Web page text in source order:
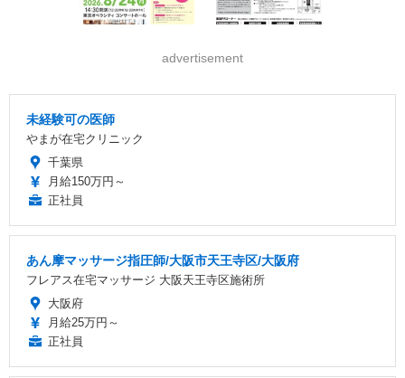
advertisement
未経験可の医師
やまが在宅クリニック
千葉県
月給150万円～
正社員
あん摩マッサージ指圧師/大阪市天王寺区/大阪府
フレアス在宅マッサージ 大阪天王寺区施術所
大阪府
月給25万円～
正社員